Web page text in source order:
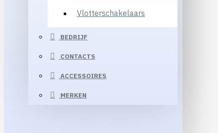
Vlotterschakelaars
BEDRIJF
CONTACTS
ACCESSOIRES
MERKEN